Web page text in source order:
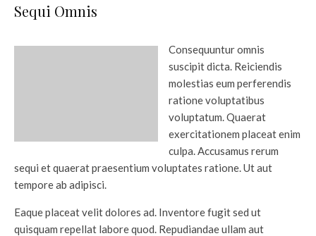
Sequi Omnis
Consequuntur omnis
suscipit dicta. Reiciendis
molestias eum perferendis
ratione voluptatibus
voluptatum. Quaerat
exercitationem placeat enim
culpa. Accusamus rerum
sequi et quaerat praesentium voluptates ratione. Ut aut
tempore ab adipisci.
Eaque placeat velit dolores ad. Inventore fugit sed ut
quisquam repellat labore quod. Repudiandae ullam aut